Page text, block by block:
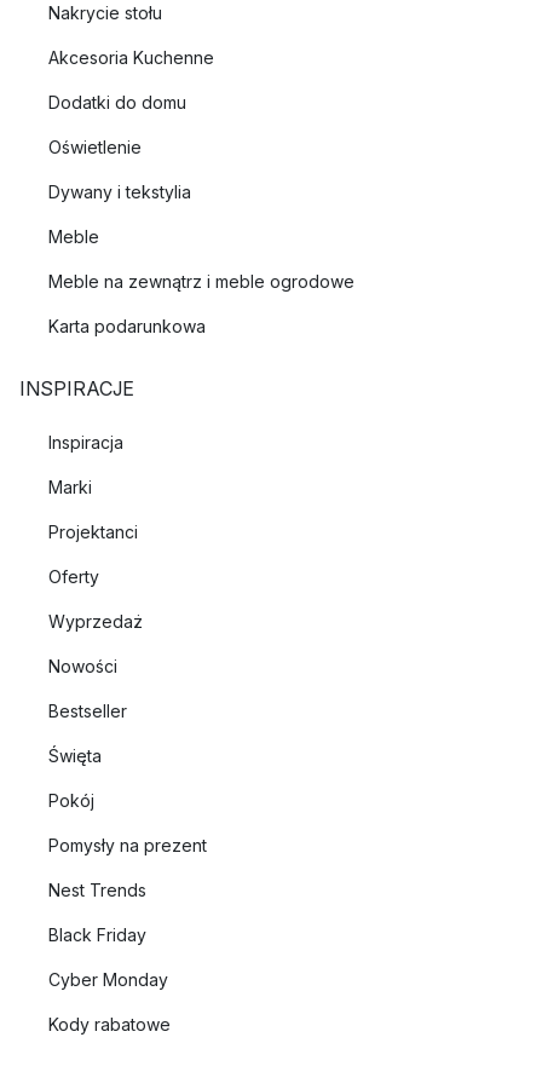
Nakrycie stołu
Akcesoria Kuchenne
Dodatki do domu
Oświetlenie
Dywany i tekstylia
Meble
Meble na zewnątrz i meble ogrodowe
Karta podarunkowa
INSPIRACJE
Inspiracja
Marki
Projektanci
Oferty
Wyprzedaż
Nowości
Bestseller
Święta
Pokój
Pomysły na prezent
Nest Trends
Black Friday
Cyber Monday
Kody rabatowe